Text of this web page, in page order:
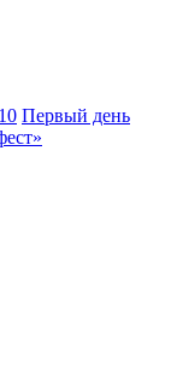
10 Первый день